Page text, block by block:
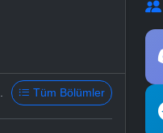
Tüm Bölümler
-